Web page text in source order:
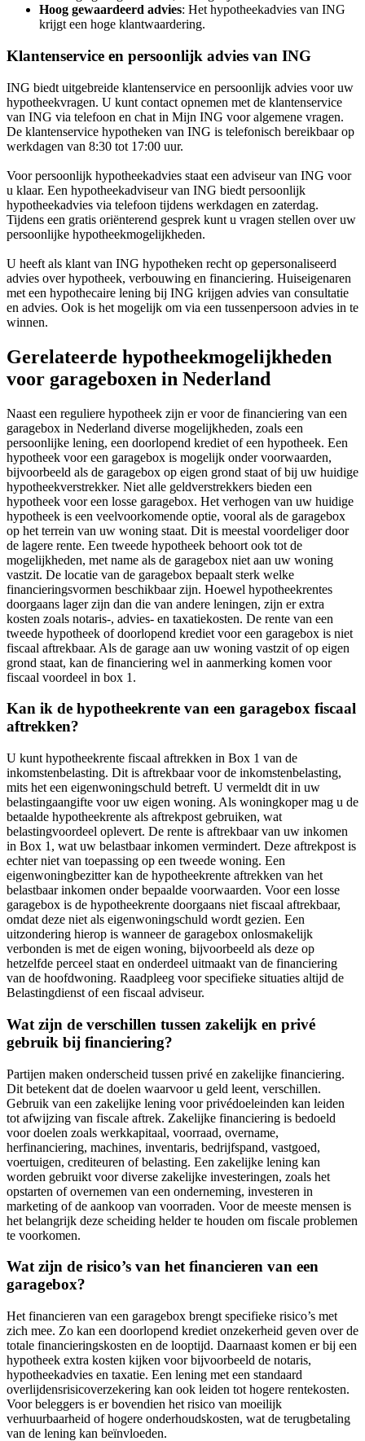
Hoog gewaardeerd advies: Het hypotheekadvies van ING
krijgt een hoge klantwaardering.
Klantenservice en persoonlijk advies van ING
ING biedt uitgebreide klantenservice en persoonlijk advies voor uw
hypotheekvragen. U kunt contact opnemen met de klantenservice
van ING via telefoon en chat in Mijn ING voor algemene vragen.
De klantenservice hypotheken van ING is telefonisch bereikbaar op
werkdagen van 8:30 tot 17:00 uur.
Voor persoonlijk hypotheekadvies staat een adviseur van ING voor
u klaar. Een hypotheekadviseur van ING biedt persoonlijk
hypotheekadvies via telefoon tijdens werkdagen en zaterdag.
Tijdens een gratis oriënterend gesprek kunt u vragen stellen over uw
persoonlijke hypotheekmogelijkheden.
U heeft als klant van ING hypotheken recht op gepersonaliseerd
advies over hypotheek, verbouwing en financiering. Huiseigenaren
met een hypothecaire lening bij ING krijgen advies van consultatie
en advies. Ook is het mogelijk om via een tussenpersoon advies in te
winnen.
Gerelateerde hypotheekmogelijkheden
voor garageboxen in Nederland
Naast een reguliere hypotheek zijn er voor de financiering van een
garagebox in Nederland diverse mogelijkheden, zoals een
persoonlijke lening, een doorlopend krediet of een hypotheek. Een
hypotheek voor een garagebox is mogelijk onder voorwaarden,
bijvoorbeeld als de garagebox op eigen grond staat of bij uw huidige
hypotheekverstrekker. Niet alle geldverstrekkers bieden een
hypotheek voor een losse garagebox. Het verhogen van uw huidige
hypotheek is een veelvoorkomende optie, vooral als de garagebox
op het terrein van uw woning staat. Dit is meestal voordeliger door
de lagere rente. Een tweede hypotheek behoort ook tot de
mogelijkheden, met name als de garagebox niet aan uw woning
vastzit. De locatie van de garagebox bepaalt sterk welke
financieringsvormen beschikbaar zijn. Hoewel hypotheekrentes
doorgaans lager zijn dan die van andere leningen, zijn er extra
kosten zoals notaris-, advies- en taxatiekosten. De rente van een
tweede hypotheek of doorlopend krediet voor een garagebox is niet
fiscaal aftrekbaar. Als de garage aan uw woning vastzit of op eigen
grond staat, kan de financiering wel in aanmerking komen voor
fiscaal voordeel in box 1.
Kan ik de hypotheekrente van een garagebox fiscaal
aftrekken?
U kunt hypotheekrente fiscaal aftrekken in Box 1 van de
inkomstenbelasting. Dit is aftrekbaar voor de inkomstenbelasting,
mits het een eigenwoningschuld betreft. U vermeldt dit in uw
belastingaangifte voor uw eigen woning. Als woningkoper mag u de
betaalde hypotheekrente als aftrekpost gebruiken, wat
belastingvoordeel oplevert. De rente is aftrekbaar van uw inkomen
in Box 1, wat uw belastbaar inkomen vermindert. Deze aftrekpost is
echter niet van toepassing op een tweede woning. Een
eigenwoningbezitter kan de hypotheekrente aftrekken van het
belastbaar inkomen onder bepaalde voorwaarden. Voor een losse
garagebox is de hypotheekrente doorgaans niet fiscaal aftrekbaar,
omdat deze niet als eigenwoningschuld wordt gezien. Een
uitzondering hierop is wanneer de garagebox onlosmakelijk
verbonden is met de eigen woning, bijvoorbeeld als deze op
hetzelfde perceel staat en onderdeel uitmaakt van de financiering
van de hoofdwoning. Raadpleeg voor specifieke situaties altijd de
Belastingdienst of een fiscaal adviseur.
Wat zijn de verschillen tussen zakelijk en privé
gebruik bij financiering?
Partijen maken onderscheid tussen privé en zakelijke financiering.
Dit betekent dat de doelen waarvoor u geld leent, verschillen.
Gebruik van een zakelijke lening voor privédoeleinden kan leiden
tot afwijzing van fiscale aftrek. Zakelijke financiering is bedoeld
voor doelen zoals werkkapitaal, voorraad, overname,
herfinanciering, machines, inventaris, bedrijfspand, vastgoed,
voertuigen, crediteuren of belasting. Een zakelijke lening kan
worden gebruikt voor diverse zakelijke investeringen, zoals het
opstarten of overnemen van een onderneming, investeren in
marketing of de aankoop van voorraden. Voor de meeste mensen is
het belangrijk deze scheiding helder te houden om fiscale problemen
te voorkomen.
Wat zijn de risico’s van het financieren van een
garagebox?
Het financieren van een garagebox brengt specifieke risico’s met
zich mee. Zo kan een doorlopend krediet onzekerheid geven over de
totale financieringskosten en de looptijd. Daarnaast komen er bij een
hypotheek extra kosten kijken voor bijvoorbeeld de notaris,
hypotheekadvies en taxatie. Een lening met een standaard
overlijdensrisicoverzekering kan ook leiden tot hogere rentekosten.
Voor beleggers is er bovendien het risico van moeilijk
verhuurbaarheid of hogere onderhoudskosten, wat de terugbetaling
van de lening kan beïnvloeden.